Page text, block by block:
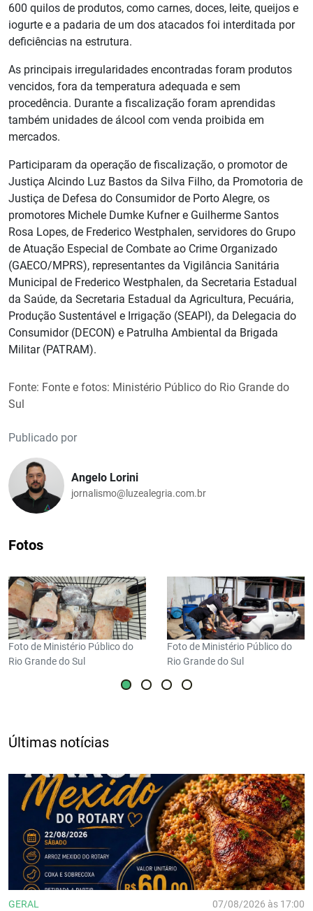
600 quilos de produtos, como carnes, doces, leite, queijos e
iogurte e a padaria de um dos atacados foi interditada por
deficiências na estrutura.
As principais irregularidades encontradas foram produtos
vencidos, fora da temperatura adequada e sem
procedência. Durante a fiscalização foram aprendidas
também unidades de álcool com venda proibida em
mercados.
Participaram da operação de fiscalização, o promotor de
Justiça Alcindo Luz Bastos da Silva Filho, da Promotoria de
Justiça de Defesa do Consumidor de Porto Alegre, os
promotores Michele Dumke Kufner e Guilherme Santos
Rosa Lopes, de Frederico Westphalen, servidores do Grupo
de Atuação Especial de Combate ao Crime Organizado
(GAECO/MPRS), representantes da Vigilância Sanitária
Municipal de Frederico Westphalen, da Secretaria Estadual
da Saúde, da Secretaria Estadual da Agricultura, Pecuária,
Produção Sustentável e Irrigação (SEAPI), da Delegacia do
Consumidor (DECON) e Patrulha Ambiental da Brigada
Militar (PATRAM).
Fonte: Fonte e fotos: Ministério Público do Rio Grande do
Sul
Publicado por
Angelo Lorini
jornalismo@luzealegria.com.br
Fotos
Foto de Ministério Público do
Rio Grande do Sul
Foto de Ministério Público do
Rio Grande do Sul
Últimas notícias
GERAL 07/08/2026 às 17:00